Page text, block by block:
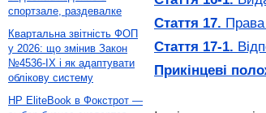
Стаття 17. Права
Стаття 17-1.
Прикінцеві
спортзале, раздевалке
Квартальна звітність ФОП
у 2026: що змінив Закон
№4536-IX і як адаптувати
облікову систему
HP EliteBook в Фокстрот —